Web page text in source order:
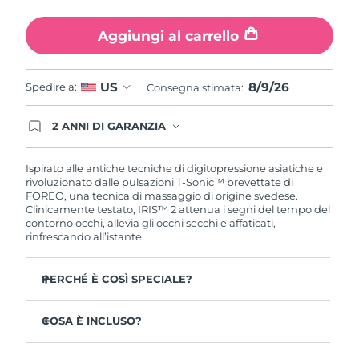
Aggiungi al carrello
Spedire a: US Consegna stimata: 8/9/26
2 ANNI DI GARANZIA
che, in caso di difetti nei primi 2 anni dalla data di
acquisto, FOREO sostituirà il tuo prodotto
gratuitamente.
Ispirato alle antiche tecniche di digitopressione asiatiche e
rivoluzionato dalle pulsazioni T-Sonic™ brevettate di
FOREO, una tecnica di massaggio di origine svedese.
Clinicamente testato, IRIS™ 2 attenua i segni del tempo del
contorno occhi, allevia gli occhi secchi e affaticati,
rinfrescando all’istante.
PERCHÉ È COSÌ SPECIALE?
ed efficace per il contorno occhi.
3,5 volte più efficace nel ridurre le borse sotto gli occhi*
COSA È INCLUSO?
Turchia
Emirati Arabi Uniti 8/9/26
Regno Unito Consegna stimata
Stati Uniti
Uzbekistan Consegna stimata8/13/26
Vietnam Consegna stimata8/14/26